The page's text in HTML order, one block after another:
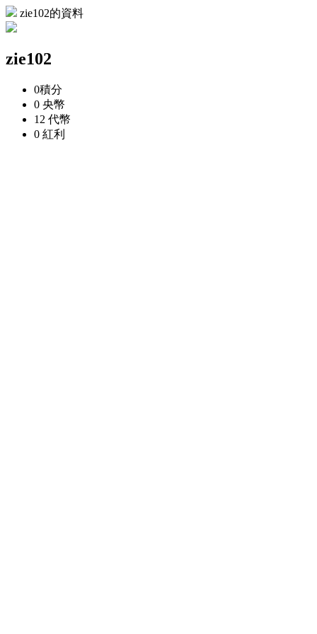
zie102的資料
zie102
0積分
0 央幣
12 代幣
0 紅利